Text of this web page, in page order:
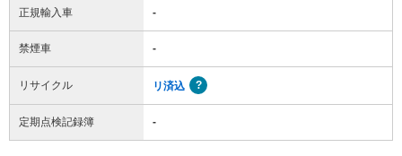
正規輸入車 -
禁煙車 -
リサイクル リ済込
定期点検記録簿 -